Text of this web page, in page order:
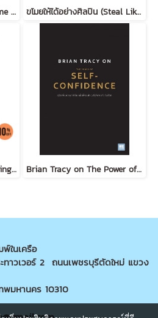
ดึกแล้ว อย่ารีบกลับบ้าน (Home Before Dark) ขโมยให้ได้อย่างศิลปิน (Steal Like an Artist) (ฉบับปรับปรุง)
ลวงตา ลวงตาย (Echo Burning) [ฉบับปรับปรุง] #5 Brian Tracy on The Power of Self-Confidence
ในเครือ
าวเวอร์ 2 ถนนเพชรบุรีตัดใหม่ แขวง
มหานคร 10310